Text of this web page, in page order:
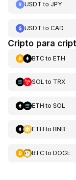
USDT to JPY
USDT to CAD
Cripto para
BTCto ETH
SOL to TRX
ETH to SOL
ETH to BNB
BTCto DOGE